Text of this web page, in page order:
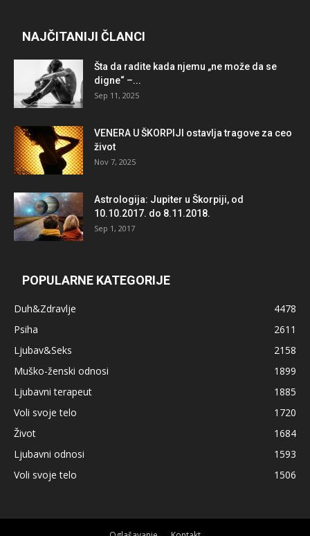
NAJČITANIJI ČLANCI
Šta da radite kada njemu „ne može da se
digne“ –...
Sep 11, 2025
VENERA U ŠKORPIJI ostavlja tragove za ceo
život
Nov 7, 2025
Astrologija: Jupiter u Škorpiji, od
10.10.2017. do 8.11.2018.
Sep 1, 2017
POPULARNE KATEGORIJE
Duh&Zdravlje
4478
Psiha
2611
Ljubav&Seks
2158
Muško-ženski odnosi
1899
Ljubavni terapeut
1885
Voli svoje telo
1720
Život
1684
Ljubavni odnosi
1593
Voli svoje telo
1506